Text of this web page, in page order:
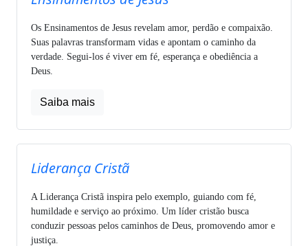
Os Ensinamentos de Jesus revelam amor, perdão e compaixão.
Suas palavras transformam vidas e apontam o caminho da
verdade. Segui-los é viver em fé, esperança e obediência a
Deus.
Saiba mais
Liderança Cristã
A Liderança Cristã inspira pelo exemplo, guiando com fé,
humildade e serviço ao próximo. Um líder cristão busca
conduzir pessoas pelos caminhos de Deus, promovendo amor e
justiça.